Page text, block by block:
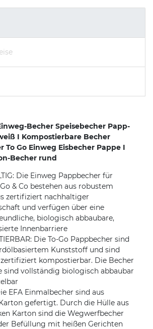
Becher Speisebecher Papp-
I Kompostierbare Becher
To Go Einweg Eisbecher Pappe I
Becher rund
Die Einweg Pappbecher für
& Co bestehen aus robustem
zertifiziert nachhaltiger
und verfügen über eine
biologisch abbaubare,
Innenbarriere
Die To-Go Pappbecher sind
Kunststoff und sind
zertifiziert kompostierbar. Die Becher
sind vollständig biologisch abbaubar
EFA Einmalbecher sind aus
gefertigt. Durch die Hülle aus
Karton sind die Wegwerfbecher
Befüllung mit heißen Gerichten